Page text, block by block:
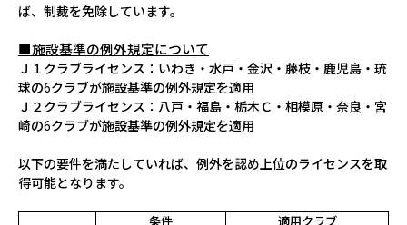
ば、制裁を免除しています。
■施設基準の例外規定について
Ｊ１クラブライセンス：いわき・水戸・金沢・藤枝・鹿児島・琉
球の6クラブが施設基準の例外規定を適用
Ｊ２クラブライセンス：八戸・福島・栃木Ｃ・相模原・奈良・宮
崎の6クラブが施設基準の例外規定を適用
以下の要件を満たしていれば、例外を認め上位のライセンスを取
得可能となります。
条件 適用クラブ